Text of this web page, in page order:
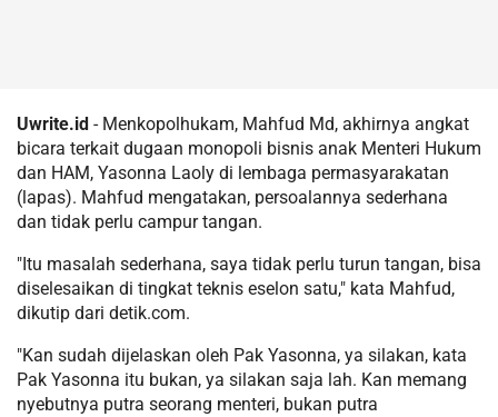
Uwrite.id - Menkopolhukam, Mahfud Md, akhirnya angkat
bicara terkait dugaan monopoli bisnis anak Menteri Hukum
dan HAM, Yasonna Laoly di lembaga permasyarakatan
(lapas). Mahfud mengatakan, persoalannya sederhana
dan tidak perlu campur tangan.
"Itu masalah sederhana, saya tidak perlu turun tangan, bisa
diselesaikan di tingkat teknis eselon satu," kata Mahfud,
dikutip dari detik.com.
"Kan sudah dijelaskan oleh Pak Yasonna, ya silakan, kata
Pak Yasonna itu bukan, ya silakan saja lah. Kan memang
nyebutnya putra seorang menteri, bukan putra